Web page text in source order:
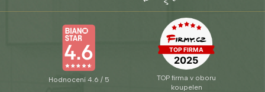
Hodnocení 4.6 / 5
TOP firma v oboru
koupelen